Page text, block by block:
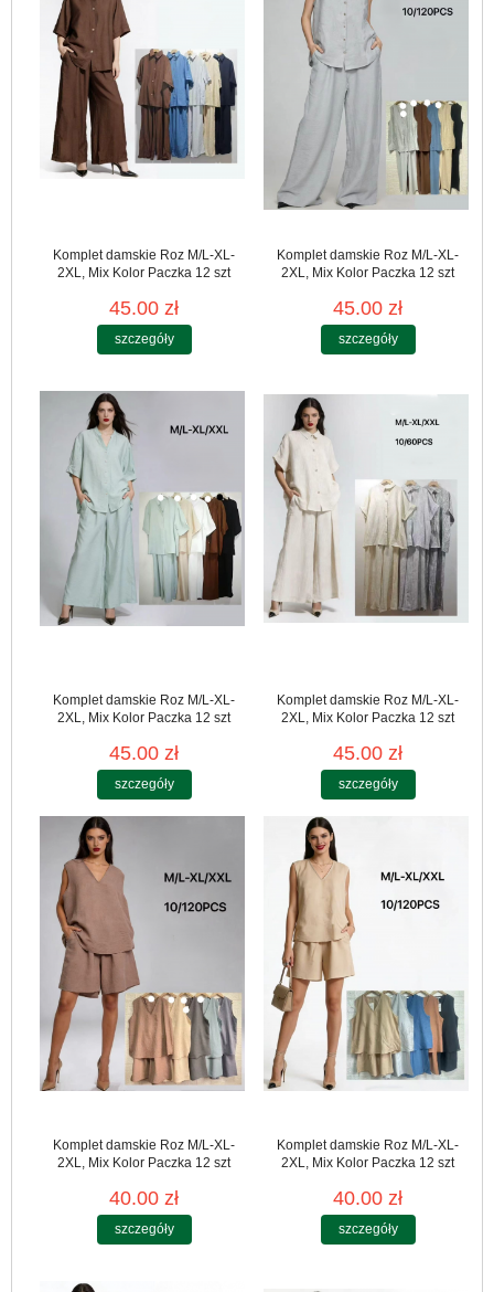
Komplet damskie Roz M/L-XL-
2XL, Mix Kolor Paczka 12 szt
45.00 zł
szczegóły
Komplet damskie Roz M/L-XL-
2XL, Mix Kolor Paczka 12 szt
45.00 zł
szczegóły
Komplet damskie Roz M/L-XL-
2XL, Mix Kolor Paczka 12 szt
45.00 zł
szczegóły
Komplet damskie Roz M/L-XL-
2XL, Mix Kolor Paczka 12 szt
45.00 zł
szczegóły
Komplet damskie Roz M/L-XL-
2XL, Mix Kolor Paczka 12 szt
40.00 zł
szczegóły
Komplet damskie Roz M/L-XL-
2XL, Mix Kolor Paczka 12 szt
40.00 zł
szczegóły